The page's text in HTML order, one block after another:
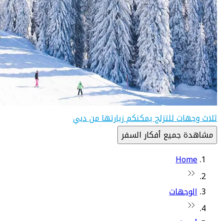
ثلاث وجهات للتزلج يمكنكم زيارتها من دبي
مشاهدة جميع أفكار السفر
Home
الوجهات